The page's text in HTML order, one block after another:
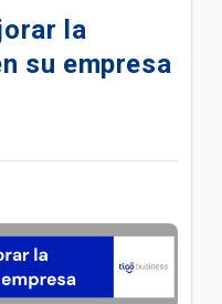
Operador móvil? |
Online? |
la
su empresa